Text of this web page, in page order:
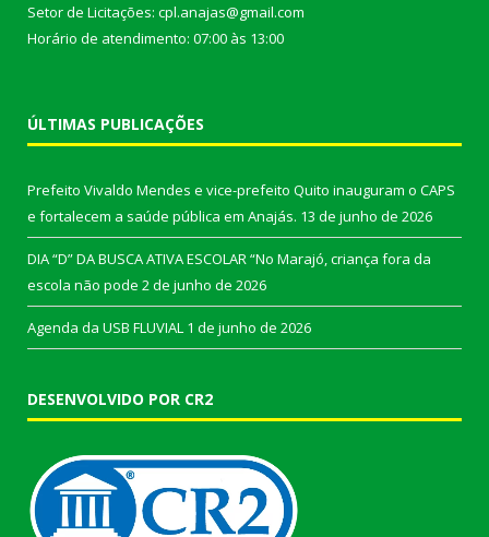
Setor de Licitações: cpl.anajas@gmail.com
Horário de atendimento: 07:00 às 13:00
ÚLTIMAS PUBLICAÇÕES
Prefeito Vivaldo Mendes e vice-prefeito Quito inauguram o CAPS
e fortalecem a saúde pública em Anajás. 13 de junho de 2026
DIA “D” DA BUSCA ATIVA ESCOLAR “No Marajó, criança fora da
escola não pode 2 de junho de 2026
Agenda da USB FLUVIAL 1 de junho de 2026
DESENVOLVIDO POR CR2